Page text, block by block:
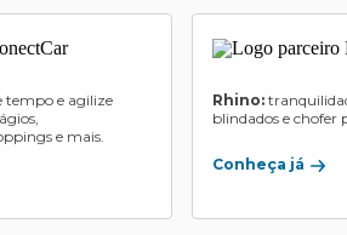
tempo e agilize
e mais.
Rhino:
blindados e chofer
Conheça já